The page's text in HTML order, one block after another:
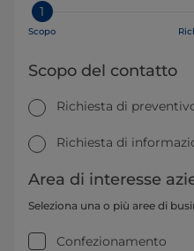
1
Scopo
Scopo del contatto
Richiesta di
Richiesta di
Area di interesse
Seleziona una o più aree di
Confezionamento